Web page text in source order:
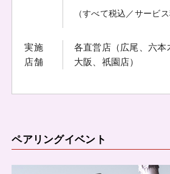
（すべて税込／サービス
実施
店舗
各直営店（広尾、六本
大阪、祇園店）
ペアリングイベント